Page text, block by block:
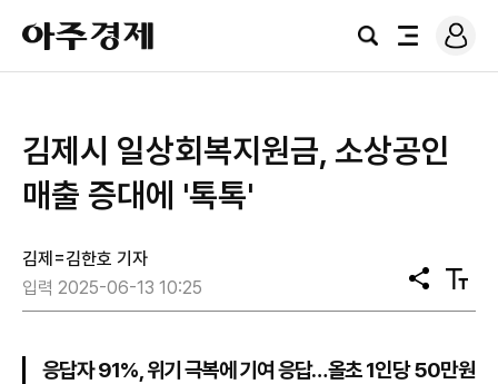
아
주
경
검
전
로
그
김제시 일상회복지원금, 소상공인
매출 증대에 '톡톡'
김제=김한호 기자
입력 2025-06-13 10:25
공
유
텍
스
기
응답자 91%, 위기 극복에 기여 응답…올초 1인당 50만원